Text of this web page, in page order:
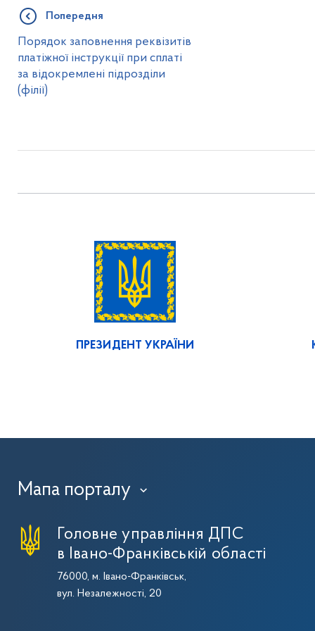
Попередня
Порядок заповнення реквізитів
платіжної інструкції при сплаті
за відокремлені підрозділи
(філії)
ПРЕЗИДЕНТ УКРАЇНИ
Мапа порталу ›
Головне управління ДПС
в Івано-Франківській області
76000, м. Івано-Франківськ,
вул. Незалежності, 20